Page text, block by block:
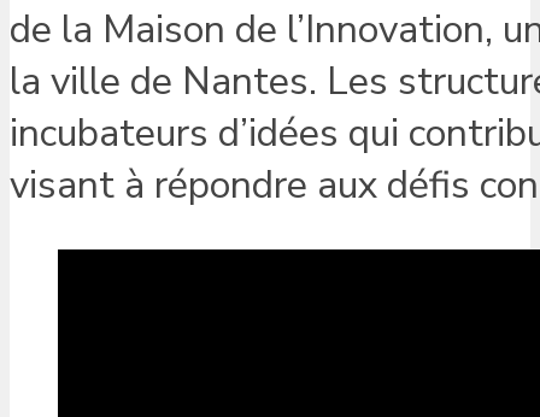
de la Maison de l’Innovation,
la ville de Nantes. Les
incubateurs d’idées qui
visant à répondre aux défis